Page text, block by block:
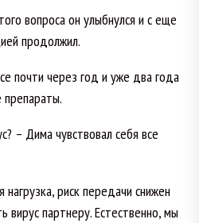
вопроса он улыбнулся и с еще
продолжил.
почти через год и уже два года
– Дима чувствовал себя все
риск передачи снижен
партнеру. Естественно, мы